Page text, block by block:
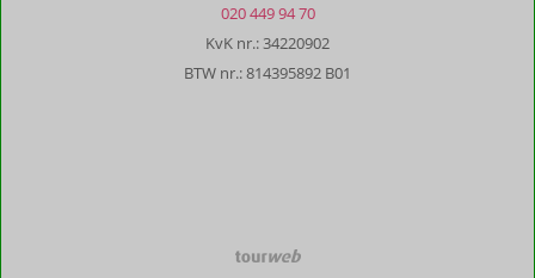
020 449 94 70
KvK nr.: 34220902
BTW nr.: 814395892 B01
TourWeb